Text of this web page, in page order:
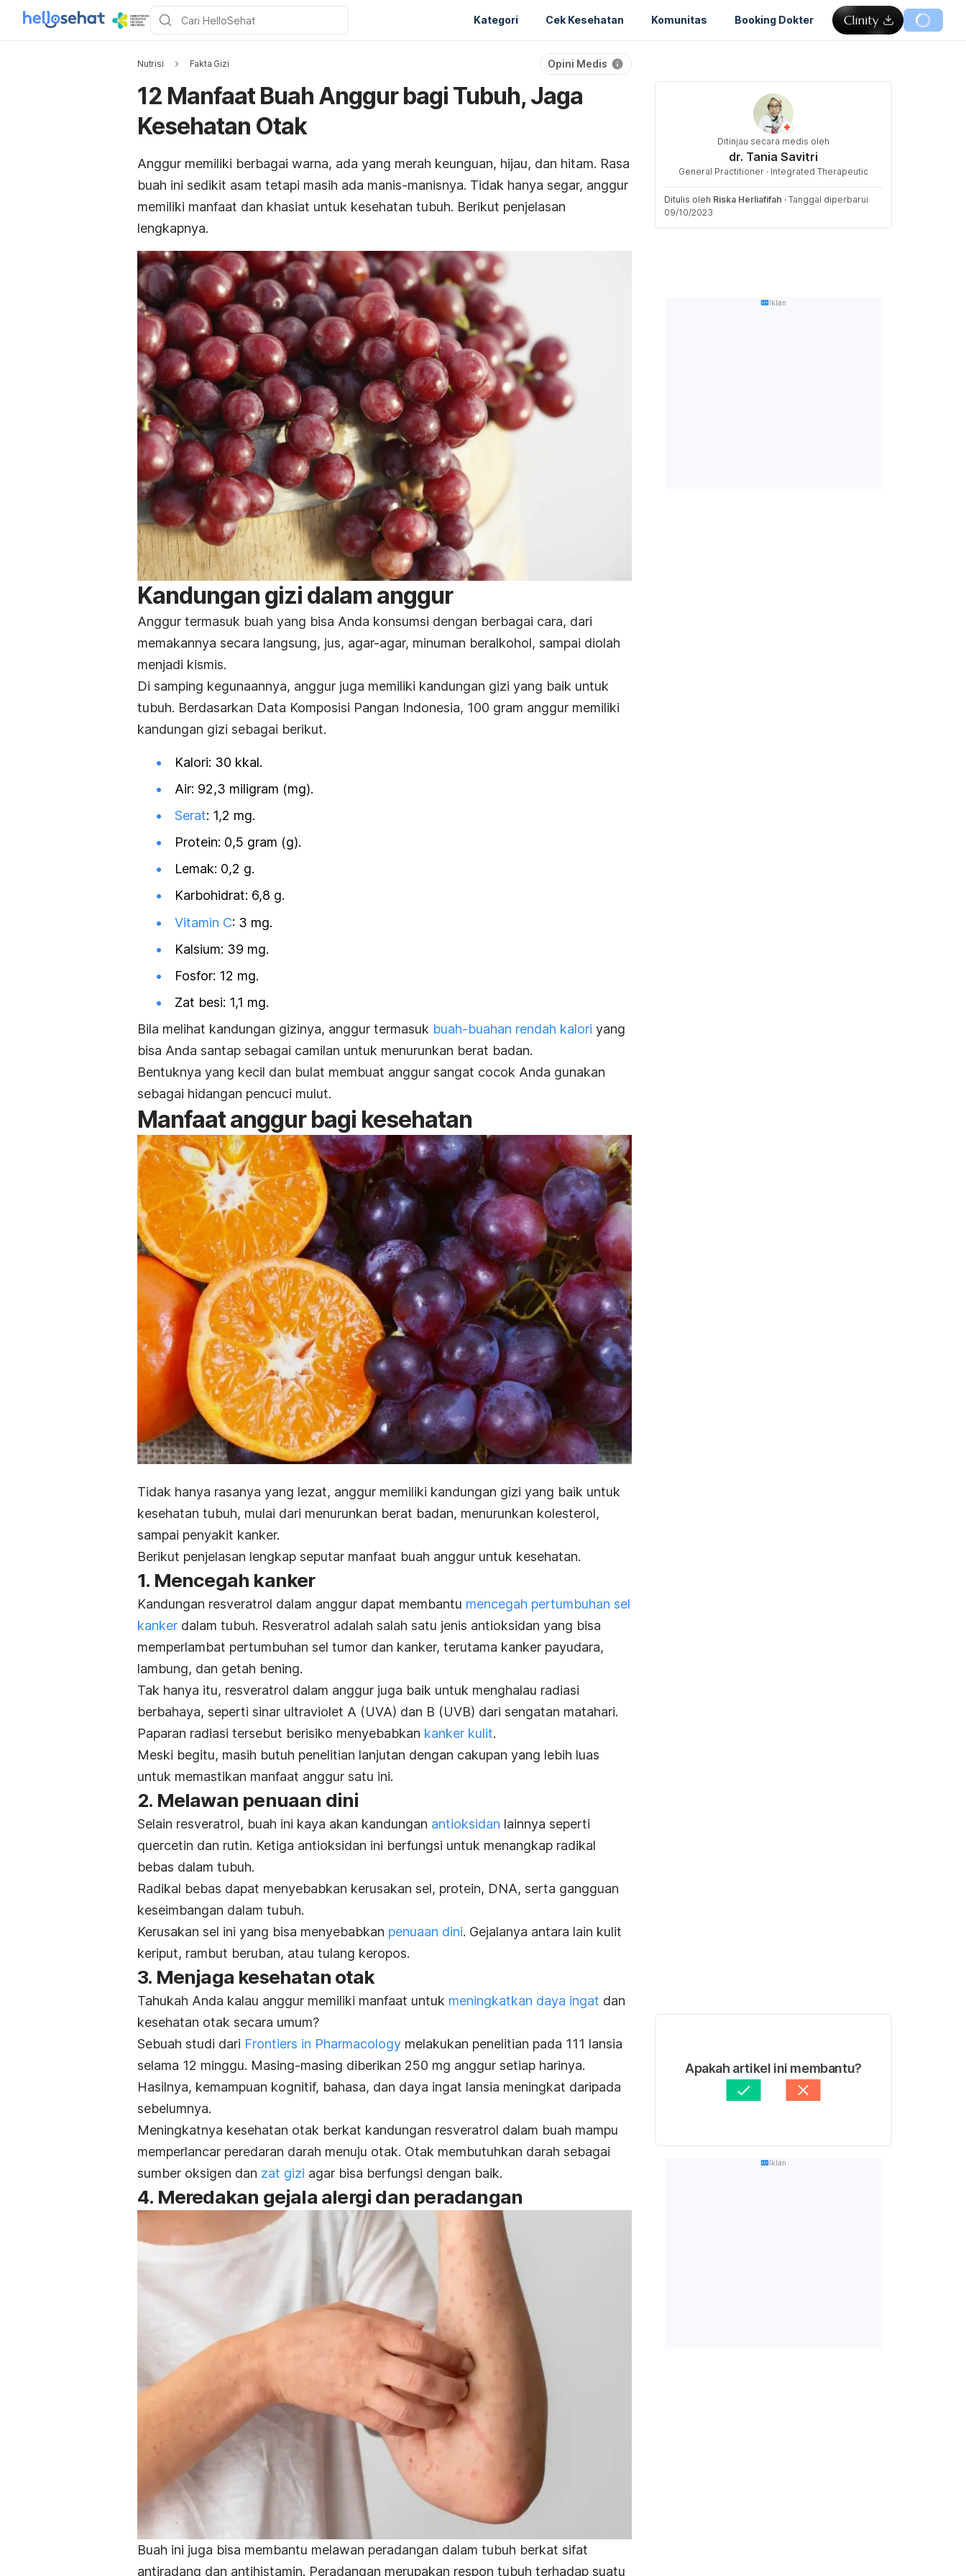
Kategori Cek Kesehatan Komunitas Booking Dokter
Nutrisi Fakta Gizi Opini Medis
12 Manfaat Buah Anggur bagi Tubuh, Jaga
Kesehatan Otak
Anggur memiliki berbagai warna, ada yang merah keunguan, hijau, dan hitam. Rasa
buah ini sedikit asam tetapi masih ada manis-manisnya. Tidak hanya segar, anggur
memiliki manfaat dan khasiat untuk kesehatan tubuh. Berikut penjelasan
lengkapnya.
Kandungan gizi dalam anggur
Anggur termasuk buah yang bisa Anda konsumsi dengan berbagai cara, dari
memakannya secara langsung, jus, agar-agar, minuman beralkohol, sampai diolah
menjadi kismis.
Di samping kegunaannya, anggur juga memiliki kandungan gizi yang baik untuk
tubuh. Berdasarkan Data Komposisi Pangan Indonesia, 100 gram anggur memiliki
kandungan gizi sebagai berikut.
Kalori: 30 kkal.
Air: 92,3 miligram (mg).
Serat: 1,2 mg.
Protein: 0,5 gram (g).
Lemak: 0,2 g.
Karbohidrat: 6,8 g.
Vitamin C: 3 mg.
Kalsium: 39 mg.
Fosfor: 12 mg.
Zat besi: 1,1 mg.
Bila melihat kandungan gizinya, anggur termasuk buah-buahan rendah kalori yang
bisa Anda santap sebagai camilan untuk menurunkan berat badan.
Bentuknya yang kecil dan bulat membuat anggur sangat cocok Anda gunakan
sebagai hidangan pencuci mulut.
Manfaat anggur bagi kesehatan
Tidak hanya rasanya yang lezat, anggur memiliki kandungan gizi yang baik untuk
kesehatan tubuh, mulai dari menurunkan berat badan, menurunkan kolesterol,
sampai penyakit kanker.
Berikut penjelasan lengkap seputar manfaat buah anggur untuk kesehatan.
1. Mencegah kanker
Kandungan resveratrol dalam anggur dapat membantu mencegah pertumbuhan sel
kanker dalam tubuh. Resveratrol adalah salah satu jenis antioksidan yang bisa
memperlambat pertumbuhan sel tumor dan kanker, terutama kanker payudara,
lambung, dan getah bening.
Tak hanya itu, resveratrol dalam anggur juga baik untuk menghalau radiasi
berbahaya, seperti sinar ultraviolet A (UVA) dan B (UVB) dari sengatan matahari.
Paparan radiasi tersebut berisiko menyebabkan kanker kulit.
Meski begitu, masih butuh penelitian lanjutan dengan cakupan yang lebih luas
untuk memastikan manfaat anggur satu ini.
2. Melawan penuaan dini
Selain resveratrol, buah ini kaya akan kandungan antioksidan lainnya seperti
quercetin dan rutin. Ketiga antioksidan ini berfungsi untuk menangkap radikal
bebas dalam tubuh.
Radikal bebas dapat menyebabkan kerusakan sel, protein, DNA, serta gangguan
keseimbangan dalam tubuh.
Kerusakan sel ini yang bisa menyebabkan penuaan dini. Gejalanya antara lain kulit
keriput, rambut beruban, atau tulang keropos.
3. Menjaga kesehatan otak
Tahukah Anda kalau anggur memiliki manfaat untuk meningkatkan daya ingat dan
kesehatan otak secara umum?
Sebuah studi dari Frontiers in Pharmacology melakukan penelitian pada 111 lansia
selama 12 minggu. Masing-masing diberikan 250 mg anggur setiap harinya.
Hasilnya, kemampuan kognitif, bahasa, dan daya ingat lansia meningkat daripada
sebelumnya.
Meningkatnya kesehatan otak berkat kandungan resveratrol dalam buah mampu
memperlancar peredaran darah menuju otak. Otak membutuhkan darah sebagai
sumber oksigen dan zat gizi agar bisa berfungsi dengan baik.
4. Meredakan gejala alergi dan peradangan
Buah ini juga bisa membantu melawan peradangan dalam tubuh berkat sifat
antiradang dan antihistamin. Peradangan merupakan respon tubuh terhadap suatu
Ditinjau secara medis oleh
dr. Tania Savitri
General Practitioner · Integrated Therapeutic
Ditulis oleh Riska Herliafifah · Tanggal diperbarui
09/10/2023
Iklan
Apakah artikel ini membantu?
Iklan